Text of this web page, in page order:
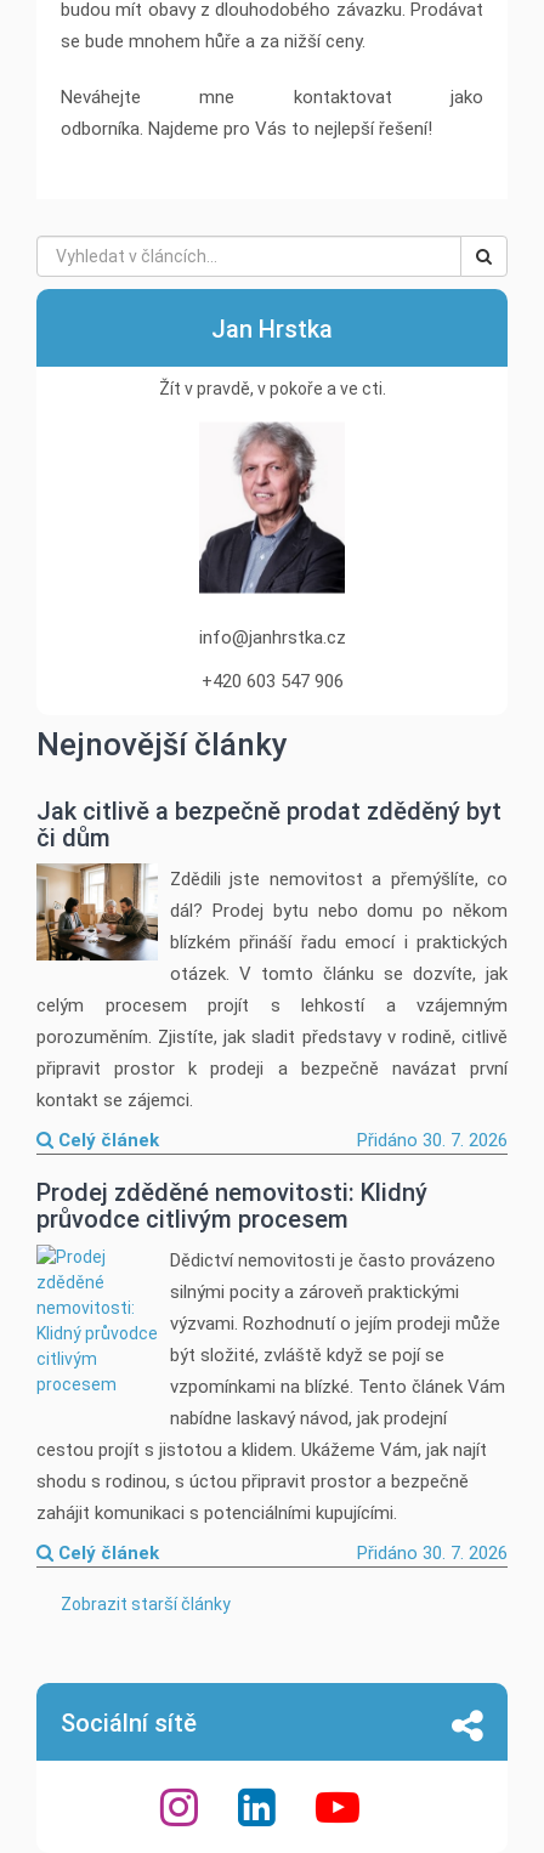
budou mít obavy z dlouhodobého závazku. Prodávat
se bude mnohem hůře a za nižší ceny.
Neváhejte mne kontaktovat jako
odborníka. Najdeme pro Vás to nejlepší řešení!
Jan Hrstka
Žít v pravdě, v pokoře a ve cti.
info@janhrstka.cz
+420 603 547 906
Nejnovější články
Jak citlivě a bezpečně prodat zděděný byt
či dům
Zdědili jste nemovitost a přemýšlíte, co
dál? Prodej bytu nebo domu po někom
blízkém přináší řadu emocí i praktických
otázek. V tomto článku se dozvíte, jak
celým procesem projít s lehkostí a vzájemným
porozuměním. Zjistíte, jak sladit představy v rodině, citlivě
připravit prostor k prodeji a bezpečně navázat první
kontakt se zájemci.
Celý článek
Přidáno 30. 7. 2026
Prodej zděděné nemovitosti: Klidný
průvodce citlivým procesem
Dědictví nemovitosti je často provázeno
silnými pocity a zároveň praktickými
výzvami. Rozhodnutí o jejím prodeji může
být složité, zvláště když se pojí se
vzpomínkami na blízké. Tento článek Vám
nabídne laskavý návod, jak prodejní
cestou projít s jistotou a klidem. Ukážeme Vám, jak najít
shodu s rodinou, s úctou připravit prostor a bezpečně
zahájit komunikaci s potenciálními kupujícími.
Celý článek
Přidáno 30. 7. 2026
Zobrazit starší články
Sociální sítě